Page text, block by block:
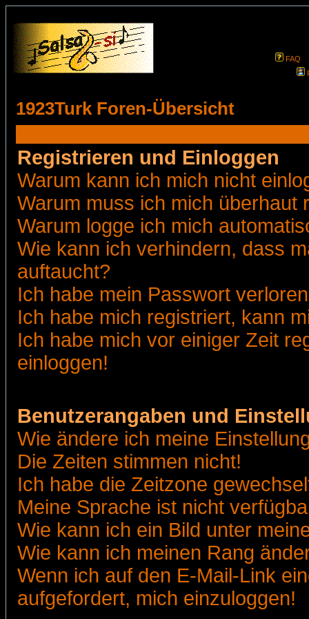
FAQ
1923Turk Foren-Übersicht
Registrieren und Einloggen
Warum kann ich mich nicht
Warum muss ich mich überhaut
Warum logge ich mich
Wie kann ich verhindern, dass
auftaucht?
Ich habe mein Passwort
Ich habe mich registriert, kann
Ich habe mich vor einiger Zeit
einloggen!
Benutzerangaben und
Wie ändere ich meine
Die Zeiten stimmen nicht!
Ich habe die Zeitzone
Meine Sprache ist nicht
Wie kann ich ein Bild unter
Wie kann ich meinen Rang
Wenn ich auf den E-Mail-Link
aufgefordert, mich einzuloggen!